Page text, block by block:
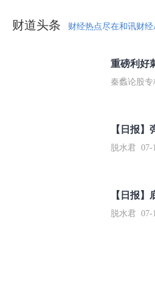
财道头条 财经热点尽在和讯财经
秦蠡论股
【日报
脱水君 07-
【日报
脱水君 07-